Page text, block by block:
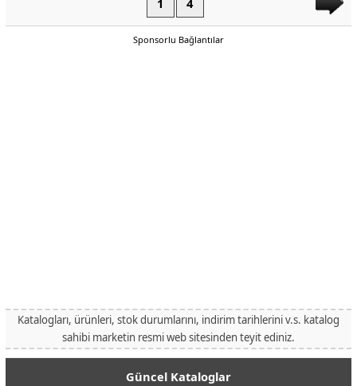
Sponsorlu Bağlantılar
Katalogları, ürünleri, stok durumlarını, indirim tarihlerini v.s. katalog
sahibi marketin resmi web sitesinden teyit ediniz.
Güncel Kataloglar